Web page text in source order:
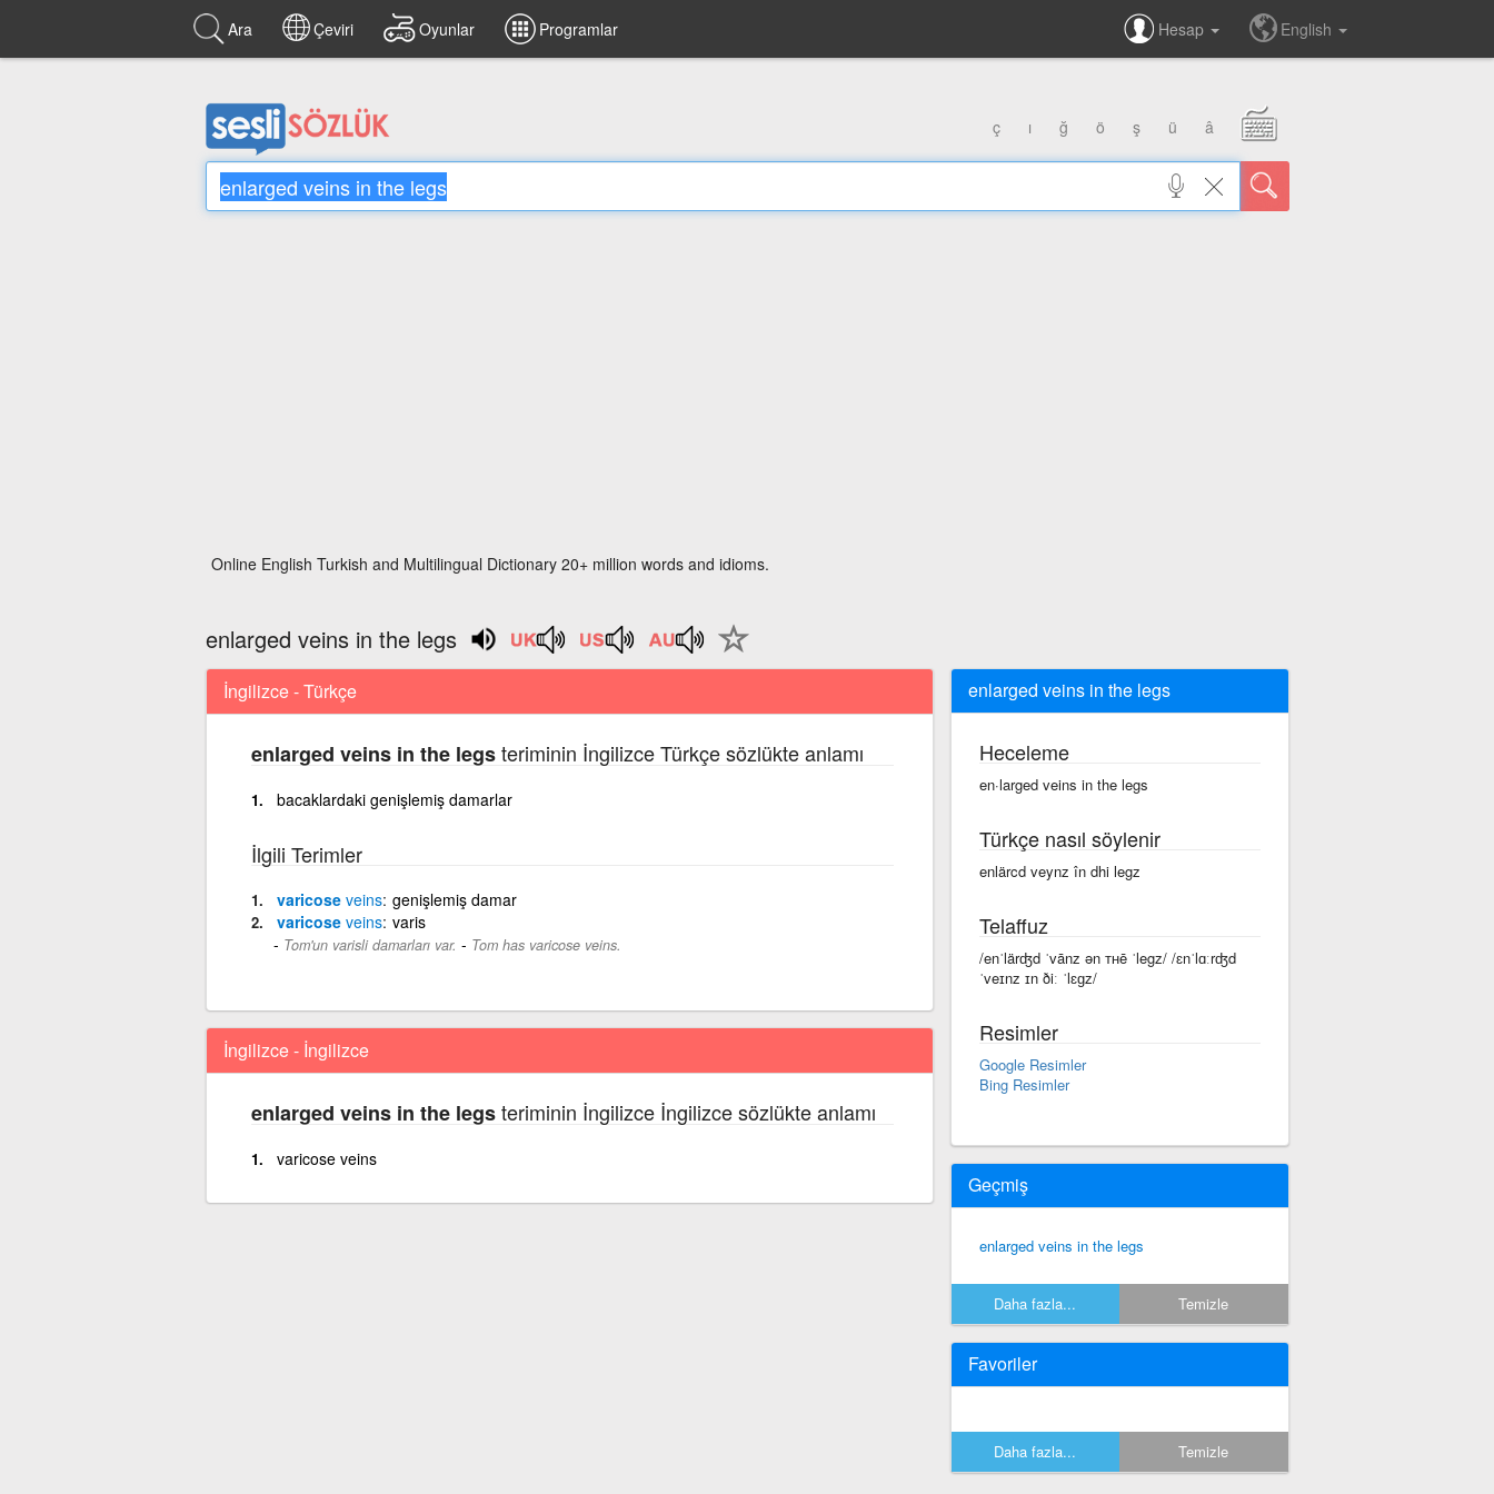
Ara Çeviri Oyunlar Programlar Hesap English
ç ı ğ ö ş ü â
Online English Turkish and Multilingual Dictionary 20+ million words and idioms.
enlarged veins in the legs
İngilizce - Türkçe
enlarged veins in the legsteriminin İngilizce Türkçe sözlükte anlamı
bacaklardaki genişlemiş damarlar
İlgili Terimler
varicose veins genişlemiş damar
varicose veins varis
Tom'un varisli damarları var. - Tom has varicose veins.
İngilizce - İngilizce
enlarged veins in the legsteriminin İngilizce İngilizce sözlükte anlamı
varicose veins
enlarged veins in the legs
Heceleme
en·larged veins in the legs
Türkçe nasıl söylenir
enlärcd veynz în dhi legz
Telaffuz
/enˈlärʤd ˈvānz ən ᴛʜē ˈlegz/ /ɛnˈlɑːrʤd
ˈveɪnz ɪn ðiː ˈlɛɡz/
Resimler
Google Resimler
Bing Resimler
Geçmiş
enlarged veins in the legs
Daha fazla... Temizle
Favoriler
Daha fazla... Temizle